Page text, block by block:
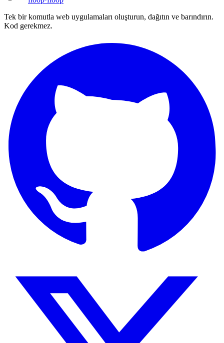
Tek bir komutla web uygulamaları oluşturun, dağıtın ve barındırın.
Kod gerekmez.